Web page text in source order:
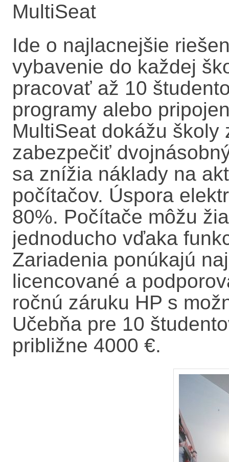
MultiSeat
Ide o najlacnejšie
vybavenie do každej
pracovať až 10
programy alebo
MultiSeat dokážu školy
zabezpečiť
sa znížia náklady na
počítačov. Úspora
80%. Počítače môžu
jednoducho vďaka
Zariadenia ponúkajú
licencované a
ročnú záruku HP s
Učebňa pre 10
približne 4000 €.